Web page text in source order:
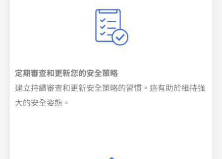
定期審查和更新您的安全策略
建立持續審查和更新安全策略的習慣。這有助於維持強
大的安全姿態。